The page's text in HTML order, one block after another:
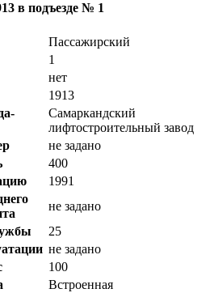
в подъезде № 1
Пассажирский
1
нет
1913
Самаркандский
лифтостроительный завод
не задано
400
1991
не задано
25
не задано
100
Встроенная